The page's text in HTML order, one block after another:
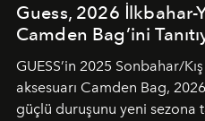
Guess, 2026 İlkbahar-
Camden Bag’ini
GUESS’in 2025 Sonbahar/
aksesuarı Camden Bag,
güçlü duruşunu yeni sezona